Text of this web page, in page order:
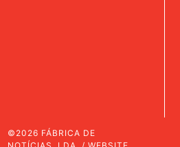
©2026 FÁBRICA DE